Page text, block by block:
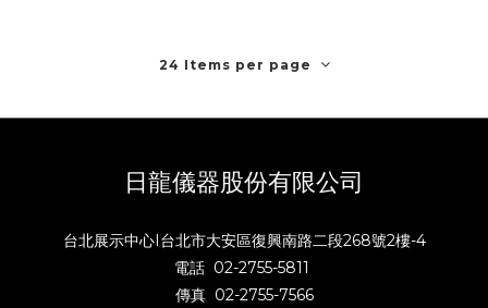
24 Items per page
日龍儀器股份有限公司
台北展示中心I台北市大安區復興南路二段268號2樓-4
電話 02-2755-5811
傳真 02-2755-7566